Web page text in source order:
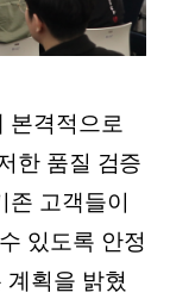
본격적으로
한 품질 검증
고객들이
있도록 안정
계획을 밝혔